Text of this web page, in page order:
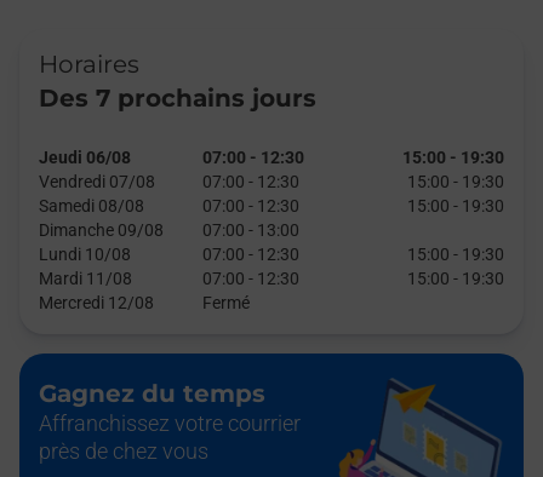
Horaires
Des 7 prochains jours
Jeudi 06/08 07:00 - 12:30 15:00 - 19:30
Vendredi 07/08
07:00 - 12:30 15:00 - 19:30
Samedi 08/08
07:00 - 12:30 15:00 - 19:30
Dimanche 09/08
07:00 - 13:00
Lundi 10/08
07:00 - 12:30 15:00 - 19:30
Mardi 11/08
07:00 - 12:30 15:00 - 19:30
Mercredi 12/08
Fermé
Gagnez du temps
Affranchissez votre courrier
près de chez vous